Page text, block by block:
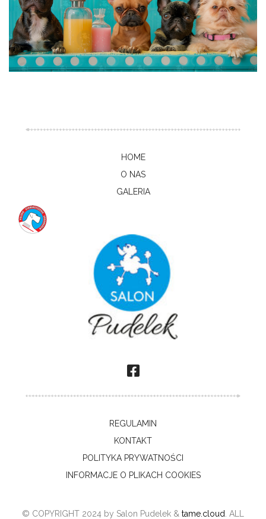
HOME
O NAS
GALERIA
facebook
REGULAMIN
KONTAKT
POLITYKA PRYWATNOŚCI
INFORMACJE O PLIKACH COOKIES
© COPYRIGHT 2024 by Salon Pudelek & tame.cloud . ALL